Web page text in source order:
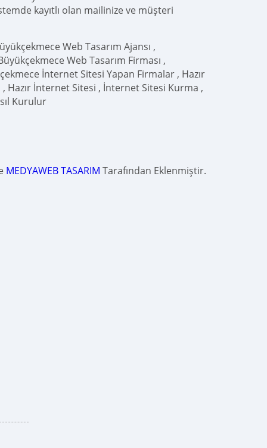
kayıtlı olan mailinize ve müşteri
Web Tasarım Ajansı ,
Web Tasarım Firması ,
İnternet Sitesi Yapan Firmalar , Hazır
, Hazır İnternet Sitesi , İnternet Sitesi Kurma ,
Kurulur
MEDYAWEB TASARIM Tarafından Eklenmiştir.